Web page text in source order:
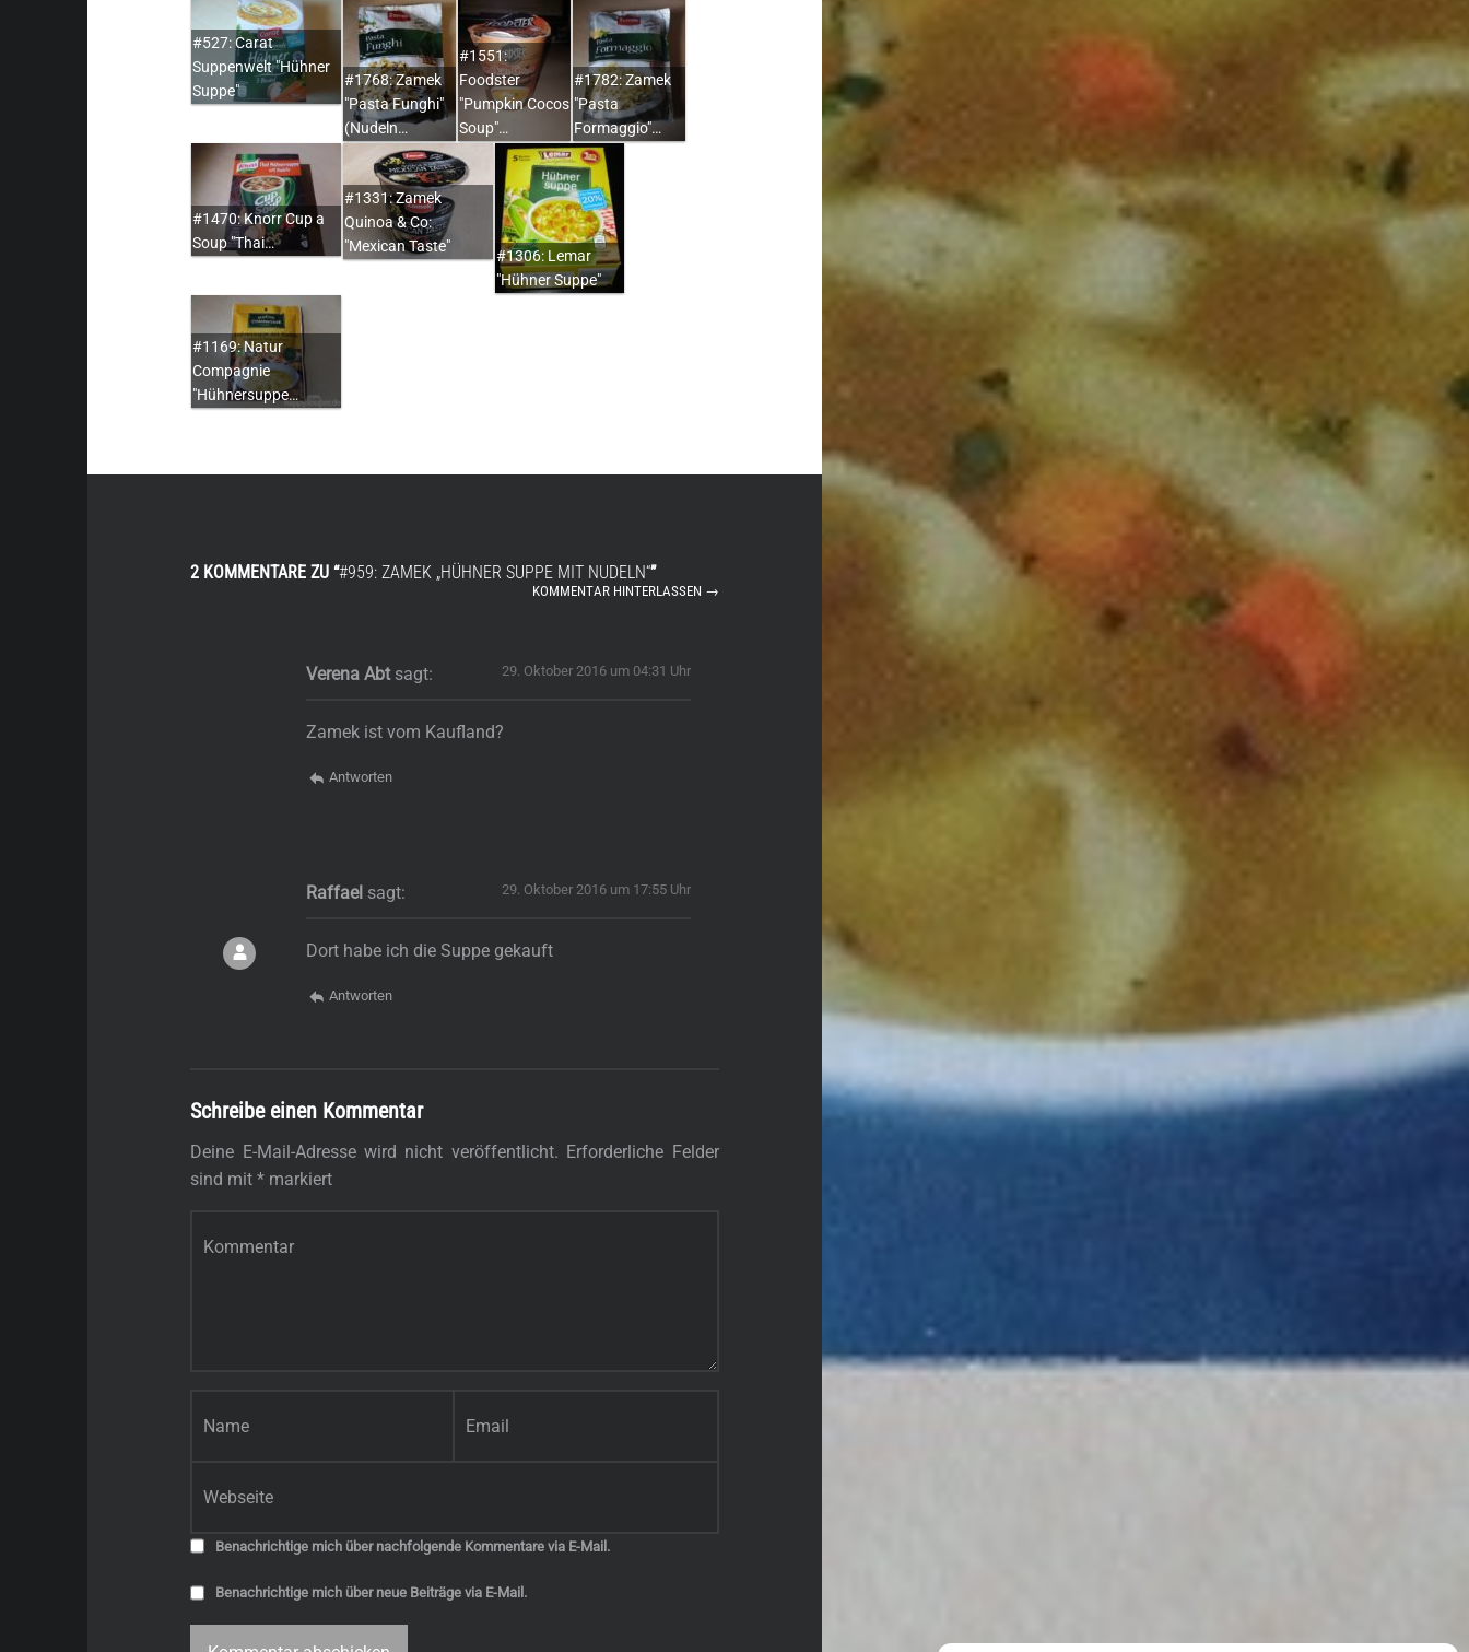
#527: Carat
Suppenwelt "Hühner
Suppe"
#1768: Zamek
"Pasta Funghi"
(Nudeln…
#1551:
Foodster
"Pumpkin Cocos
Soup"…
#1782: Zamek
"Pasta
Formaggio"…
#1470: Knorr Cup a
Soup "Thai…
#1331: Zamek
Quinoa & Co:
"Mexican Taste"
#1306: Lemar
"Hühner Suppe"
#1169: Natur
Compagnie
"Hühnersuppe…
2 KOMMENTARE ZU “#959: ZAMEK „HÜHNER SUPPE MIT NUDELN“”
KOMMENTAR HINTERLASSEN →
Verena Abt sagt: 29. Oktober 2016 um 04:31 Uhr
Zamek ist vom Kaufland?
Antworten
Raffael sagt: 29. Oktober 2016 um 17:55 Uhr
Dort habe ich die Suppe gekauft
Antworten
Schreibe einen Kommentar
Deine E-Mail-Adresse wird nicht veröffentlicht. Erforderliche Felder
sind mit* markiert
Benachrichtige mich über nachfolgende Kommentare via E-Mail.
Benachrichtige mich über neue Beiträge via E-Mail.